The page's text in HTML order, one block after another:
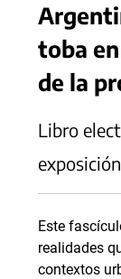
toba
de la
Libro
exposición
Este
realidades
contextos